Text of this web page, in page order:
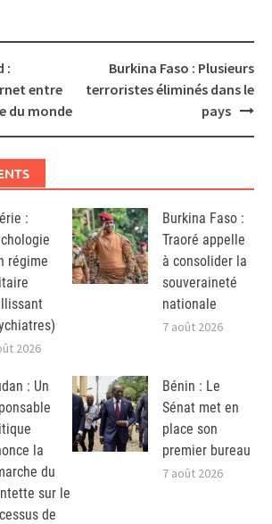
:
entre
du monde
Burkina Faso : Plusieurs
terroristes éliminés dans le
pays
:
régime
2026
Burkina Faso :
Traoré appelle
à consolider la
souveraineté
nationale
7 août 2026
: Un
la
du
sur le
de
Bénin : Le
Sénat met en
place son
premier bureau
7 août 2026